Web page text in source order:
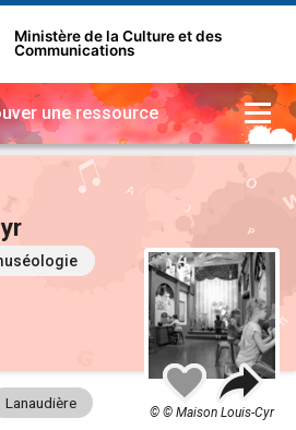
Ministère de la Culture et des
Communications
une ressource
Ajouter
mes
© © Maison Louis-Cyr
Lanaudière